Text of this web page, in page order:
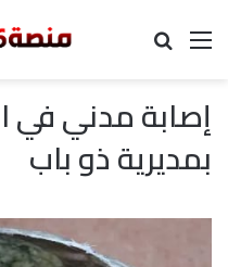
القائمة
إصابة مدني في
بمديرية ذو باب